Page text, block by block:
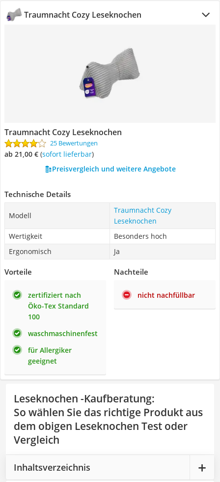
Traumnacht Cozy Leseknochen
Traumnacht Cozy Leseknochen
25 Bewertungen
ab 21,00 € ( Sofort lieferbar)
Preisvergleich und weitere Angebote
Technische Details
Modell
Traumnacht Cozy
Leseknochen
Wertigkeit
Besonders hoch
Ergonomisch
Ja
Vorteile
zertifiziert nach
Öko-Tex Standard
100
waschmaschinenfest
für Allergiker
geeignet
Nachteile
nicht nachfüllbar
Leseknochen -Kaufberatung:
So wählen Sie das richtige Produkt aus
dem obigen Leseknochen Test oder
Vergleich
Inhaltsverzeichnis